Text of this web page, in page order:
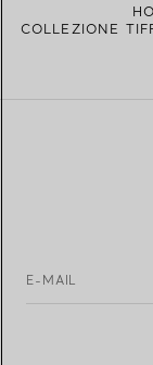
COLLEZIONE
E-MAIL